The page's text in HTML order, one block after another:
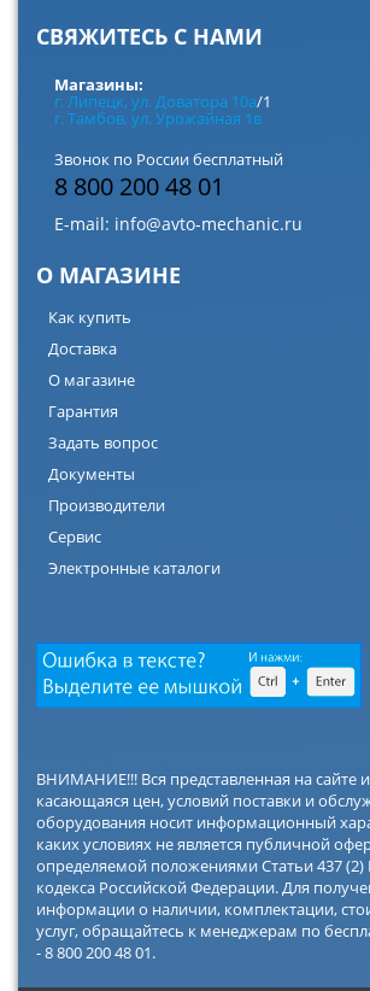
СВЯЖИТЕСЬ С НАМИ
Магазины:
г. Липецк, ул. Доватора 10а/1
г. Тамбов, ул. Урожайная 1в
Звонок по России бесплатный
8 800 200 48 01
E-mail: info@avto-mechanic.ru
О МАГАЗИНЕ
Как купить
Доставка
О магазине
Гарантия
Задать вопрос
Документы
Производители
Сервис
Электронные каталоги
ВНИМАНИЕ!!! Вся представленная на сайте
касающаяся цен, условий поставки и
оборудования носит информационный
каких условиях не является публичной
определяемой положениями Статьи 437 (2)
кодекса Российской Федерации. Для
информации о наличии, комплектации,
услуг, обращайтесь к менеджерам по
- 8 800 200 48 01.